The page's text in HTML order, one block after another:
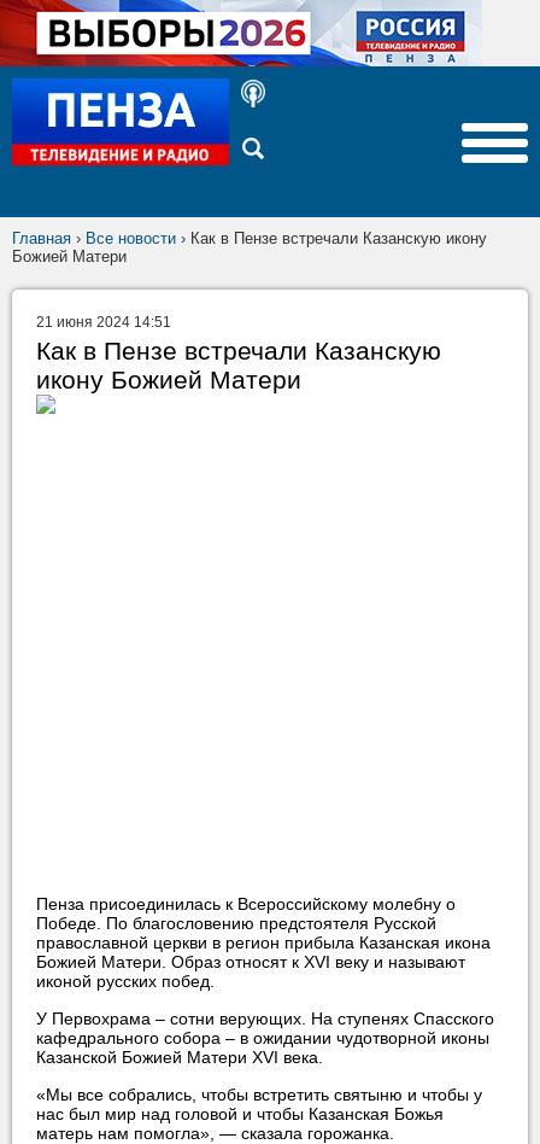
Главная › Все новости › Как в Пензе встречали Казанскую икону
Божией Матери
21 июня 2024 14:51
Как в Пензе встречали Казанскую
икону Божией Матери
Пенза присоединилась к Всероссийскому молебну о
Победе. По благословению предстоятеля Русской
православной церкви в регион прибыла Казанская икона
Божией Матери. Образ относят к XVI веку и называют
иконой русских побед.
У Первохрама – сотни верующих. На ступенях Спасского
кафедрального собора – в ожидании чудотворной иконы
Казанской Божией Матери XVI века.
«Мы все собрались, чтобы встретить святыню и чтобы у
нас был мир над головой и чтобы Казанская Божья
матерь нам помогла», — сказала горожанка.